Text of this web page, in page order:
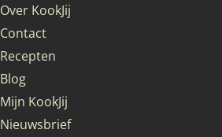
Over KookJij
Contact
Recepten
Blog
Mijn KookJij
Nieuwsbrief